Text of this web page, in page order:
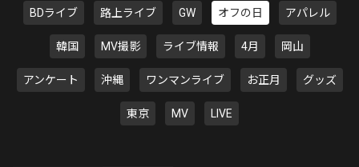
BDライブ 路上ライブ GW オフの日 アパレル
韓国 MV撮影 ライブ情報 4月 岡山
アンケート 沖縄 ワンマンライブ お正月 グッズ
東京 MV LIVE